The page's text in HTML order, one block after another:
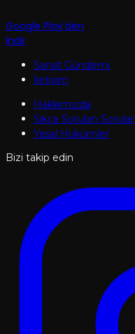
Google Play'den
İndir
Sanat Gündemi
İletişim
Hakkımızda
Sıkça Sorulan Sorular
Yasal Hükümler
Bizi takip edin